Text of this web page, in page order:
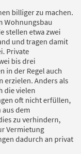
billiger zu machen.
Wohnungsbau
stellen etwa zwei
und tragen damit
Private
bis drei
in der Regel auch
erzielen. Anders als
die vielen
oft nicht erfüllen,
aus dem
zu verhindern,
Vermietung
dadurch an privat